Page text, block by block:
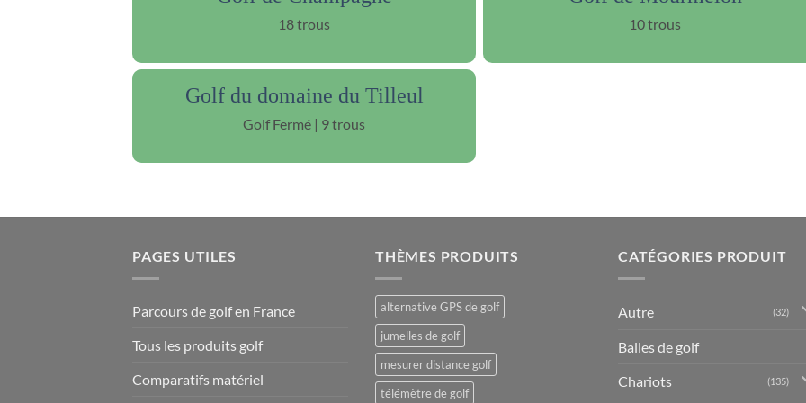
18 trous 10 trous
Golf du domaine du Tilleul
Golf Fermé | 9 trous
PAGES UTILES
Parcours de golf en France
Tous les produits golf
Comparatifs matériel
THÈMES PRODUITS
alternative GPS de golf
jumelles de golf
mesurer distance golf
télémètre de golf
CATÉGORIES PRODUIT
Autre (32)
Balles de golf
Chariots (135)